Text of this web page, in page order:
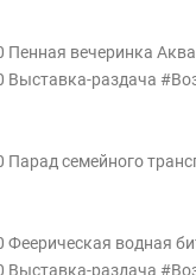
Пенная вечеринка
Выставка-раздача
Парад семейного
Феерическая водная
Выставка-раздача